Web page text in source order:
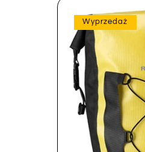
Wyprzedaż